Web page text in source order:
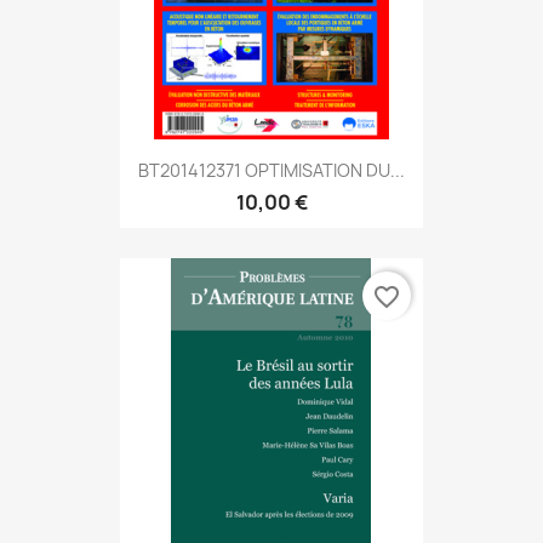
BT201412371 OPTIMISATION DU...
10,00 €
favorite_border